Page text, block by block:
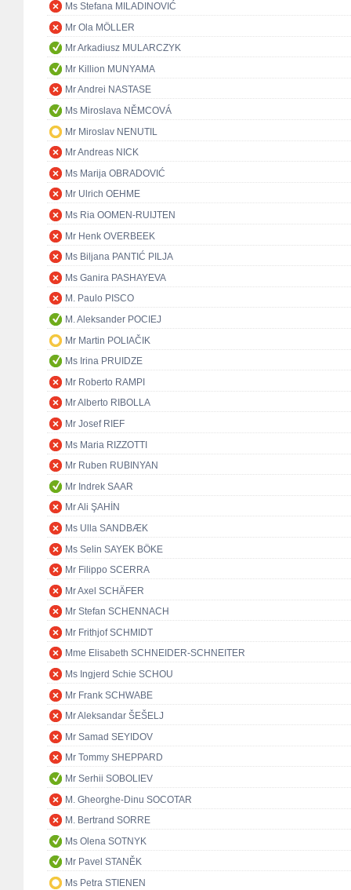
Ms Stefana MILADINOVIĆ
Mr Ola MÖLLER
Mr Arkadiusz MULARCZYK
Mr Killion MUNYAMA
Mr Andrei NASTASE
Ms Miroslava NĚMCOVÁ
Mr Miroslav NENUTIL
Mr Andreas NICK
Ms Marija OBRADOVIĆ
Mr Ulrich OEHME
Ms Ria OOMEN-RUIJTEN
Mr Henk OVERBEEK
Ms Biljana PANTIĆ PILJA
Ms Ganira PASHAYEVA
M. Paulo PISCO
M. Aleksander POCIEJ
Mr Martin POLIAČIK
Ms Irina PRUIDZE
Mr Roberto RAMPI
Mr Alberto RIBOLLA
Mr Josef RIEF
Ms Maria RIZZOTTI
Mr Ruben RUBINYAN
Mr Indrek SAAR
Mr Ali ŞAHİN
Ms Ulla SANDBÆK
Ms Selin SAYEK BÖKE
Mr Filippo SCERRA
Mr Axel SCHÄFER
Mr Stefan SCHENNACH
Mr Frithjof SCHMIDT
Mme Elisabeth SCHNEIDER-SCHNEITER
Ms Ingjerd Schie SCHOU
Mr Frank SCHWABE
Mr Aleksandar ŠEŠELJ
Mr Samad SEYIDOV
Mr Tommy SHEPPARD
Mr Serhii SOBOLIEV
M. Gheorghe-Dinu SOCOTAR
M. Bertrand SORRE
Ms Olena SOTNYK
Mr Pavel STANĚK
Ms Petra STIENEN